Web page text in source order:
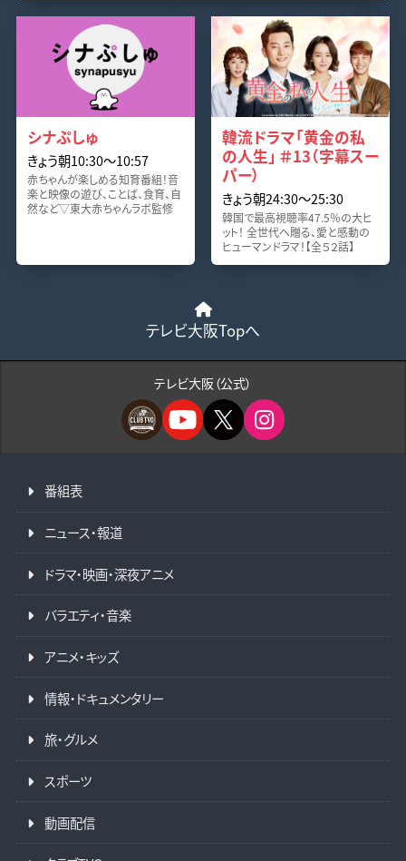
シナぷしゅ
きょう朝10:30〜10:57
赤ちゃんが楽しめる知育番組！音
楽と映像の遊び、ことば、食育、自
然など▽東大赤ちゃんラボ監修
韓流ドラマ「黄金の私
の人生」 ＃13（字幕スー
パー）
きょう朝24:30〜25:30
韓国で最高視聴率47.5％の大ヒ
ット！ 全世代へ贈る、愛と感動の
ヒューマンドラマ！【全５２話】
テレビ大阪Topへ
テレビ大阪（公式）
番組表
ニュース・報道
ドラマ・映画・深夜アニメ
バラエティ・音楽
アニメ・キッズ
情報・ドキュメンタリー
旅・グルメ
スポーツ
動画配信